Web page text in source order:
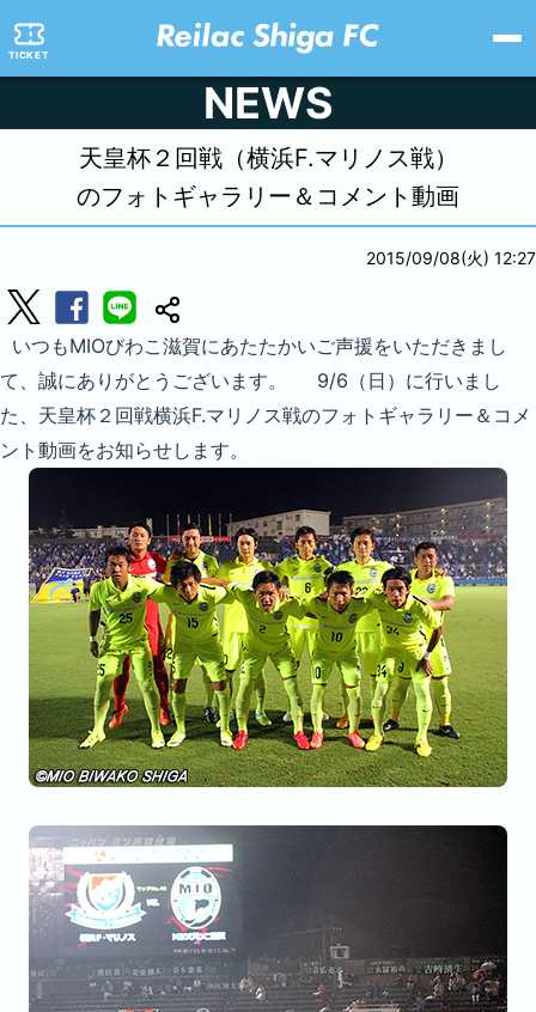
TICKET
NEWS
天皇杯２回戦（横浜F.マリノス戦）
のフォトギャラリー＆コメント動画
2015/09/08(火) 12:27
いつもMIOびわこ滋賀にあたたかいご声援をいただきまし
て、誠にありがとうございます。 9/6（日）に行いまし
た、天皇杯２回戦横浜F.マリノス戦のフォトギャラリー＆コメ
ント動画をお知らせします。